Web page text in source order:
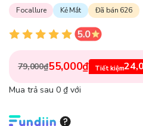
Focallure Kẻ Mắt Đã bán 626
79,000₫55,000₫ Tiết kiệm
Mua trả sau 0 ₫ với